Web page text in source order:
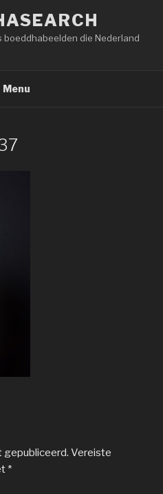
boeddhabeelden die Nederland
Menu
gepubliceerd. Vereiste
*